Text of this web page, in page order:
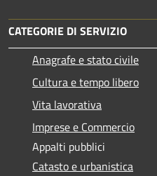
CATEGORIE DI SERVIZIO
Anagrafe e stato civile
Cultura e tempo libero
Vita lavorativa
Imprese e Commercio
Appalti pubblici
Catasto e urbanistica